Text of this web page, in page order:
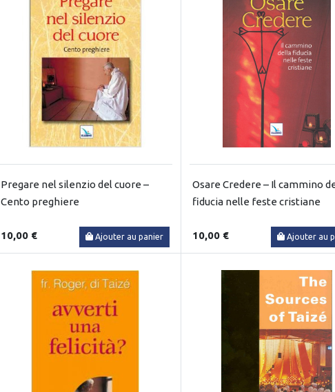
Pregare nel silenzio del cuore –
Cento preghiere
10,00 € Ajouter au panier
Osare Credere – Il cammino
fiducia nelle feste cristiane
10,00 € Ajouter au